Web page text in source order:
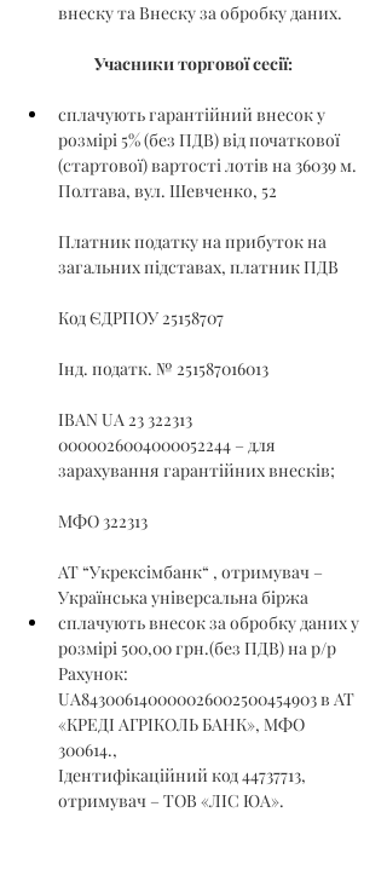
внеску та Внеску за обробку даних.
Учасники торгової сесії:
сплачують гарантійний внесок у
розмірі 5% (без ПДВ) від початкової
(стартової) вартості лотів на 36039 м.
Полтава, вул. Шевченко, 52
Платник податку на прибуток на
загальних підставах, платник ПДВ
Код ЄДРПОУ 25158707
Інд. податк. № 251587016013
IBAN UA 23 322313
0000026004000052244 – для
зарахування гарантійних внесків;
МФО 322313
АТ “Укрексімбанк“ , отримувач –
Українська універсальна біржа
сплачують внесок за обробку даних у
розмірі 500,00 грн.(без ПДВ) на р/р
Рахунок:
UA843006140000026002500454903 в АТ
«КРЕДІ АГРІКОЛЬ БАНК», МФО
300614.,
Ідентифікаційний код 44737713,
отримувач – ТОВ «ЛІС ЮА».